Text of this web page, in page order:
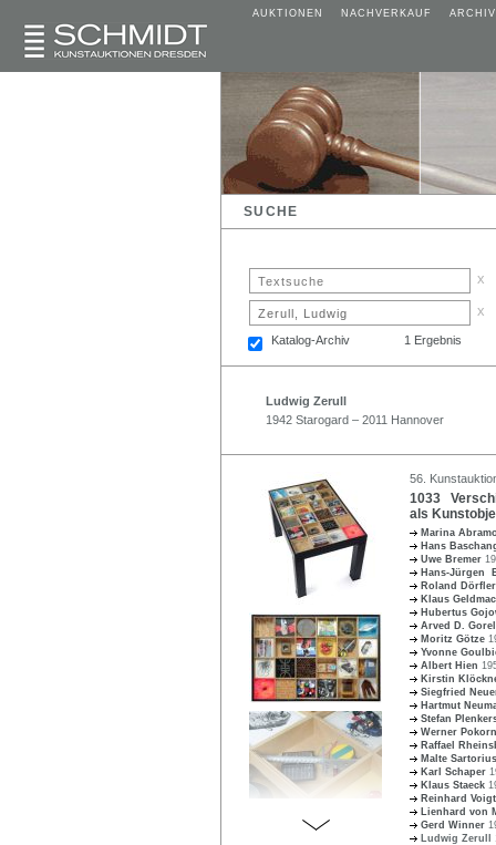
AUKTIONEN NACHVERKAUF ARCHIV
SUCHE
x
x
Katalog-Archiv 1 Ergebnis
Ludwig Zerull
1942 Starogard – 2011 Hannover
56.
1033
als
Marina
Hans
Uwe Bremer
Hans-Jürgen
Roland
Klaus
Hubertus
Arved D.
Moritz Götze
Yvonne
Albert Hien
Kirstin
Siegfried
Hartmut
Stefan
Werner
Raffael
Malte
Karl Schaper
Klaus Staeck
Reinhard
Lienhard von
Gerd Winner
Ludwig Zerull